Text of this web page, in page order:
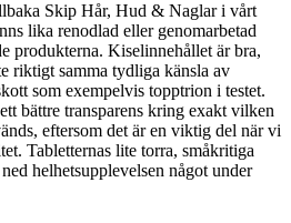
Skip Hår, Hud & Naglar i vårt
lika renodlad eller genomarbetad
produkterna. Kiselinnehållet är bra,
riktigt samma tydliga känsla av
som exempelvis topptrion i testet.
bättre transparens kring exakt vilken
eftersom det är en viktig del när vi
Tabletternas lite torra, småkritiga
helhetsupplevelsen något under